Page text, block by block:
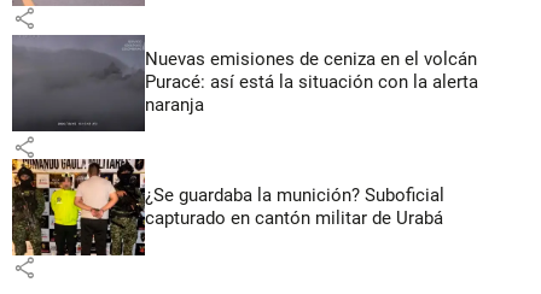
share
Nuevas emisiones de ceniza en el volcán
Puracé: así está la situación con la alerta
naranja
share
¿Se guardaba la munición? Suboficial
capturado en cantón militar de Urabá
share